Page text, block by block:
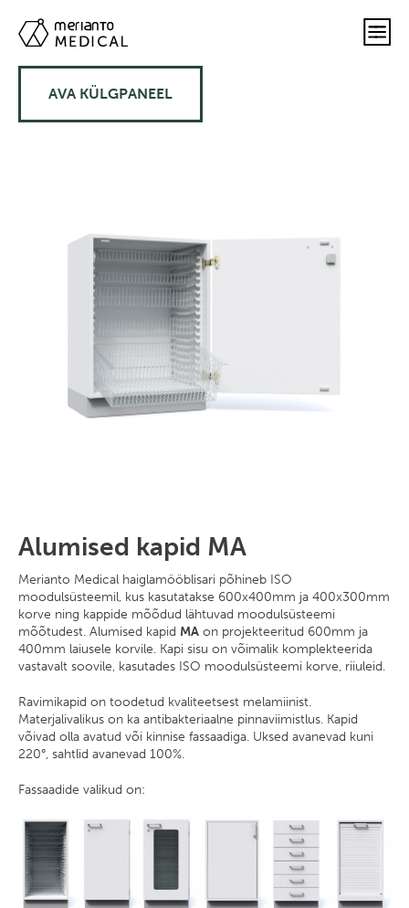
AVA KÜLGPANEEL
Alumised kapid MA
Merianto Medical haiglamööblisari põhineb ISO
moodulsüsteemil, kus kasutatakse 600x400mm ja 400x300mm
korve ning kappide mõõdud lähtuvad moodulsüsteemi
mõõtudest. Alumised kapid MA on projekteeritud 600mm ja
400mm laiusele korvile. Kapi sisu on võimalik komplekteerida
vastavalt soovile, kasutades ISO moodulsüsteemi korve, riiuleid.
Ravimikapid on toodetud kvaliteetsest melamiinist.
Materjalivalikus on ka antibakteriaalne pinnaviimistlus. Kapid
võivad olla avatud või kinnise fassaadiga. Uksed avanevad kuni
220°, sahtlid avanevad 100%.
Fassaadide valikud on: